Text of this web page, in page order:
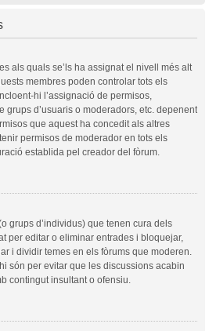
als quals se’ls ha assignat el nivell més alt
membres poden controlar tots els
hi l’assignació de permisos,
grups d’usuaris o moderadors, etc. depenent
que aquest ha concedit als altres
permisos de moderador en tots els
establida pel creador del fòrum.
grups d’individus) que tenen cura dels
per editar o eliminar entrades i bloquejar,
i dividir temes en els fòrums que moderen.
són per evitar que les discussions acabin
contingut insultant o ofensiu.